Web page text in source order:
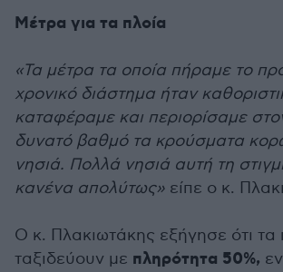
Μέτρα για τα πλοία
«Τα μέτρα τα οποία πήραμε το
χρονικό διάστημα ήταν
καταφέραμε και περιορίσαμε
δυνατό βαθμό τα κρούσματα
νησιά. Πολλά νησιά αυτή τη
κανένα απολύτως» είπε ο κ.
Ο κ. Πλακιωτάκης εξήγησε ότι τα
ταξιδεύουν με πληρότητα 50%,